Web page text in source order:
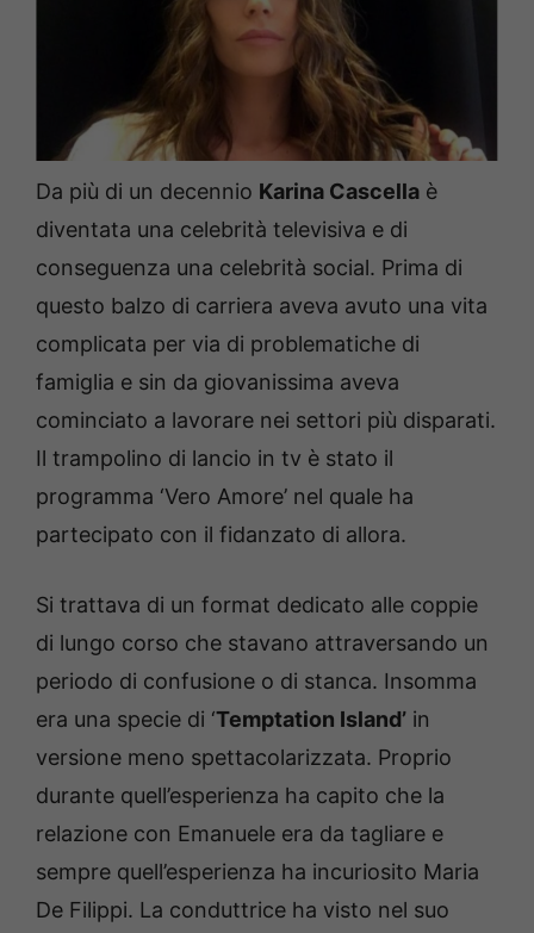
Da più di un decennio Karina Cascella è
diventata una celebrità televisiva e di
conseguenza una celebrità social. Prima di
questo balzo di carriera aveva avuto una vita
complicata per via di problematiche di
famiglia e sin da giovanissima aveva
cominciato a lavorare nei settori più disparati.
Il trampolino di lancio in tv è stato il
programma ‘Vero Amore’ nel quale ha
partecipato con il fidanzato di allora.
Si trattava di un format dedicato alle coppie
di lungo corso che stavano attraversando un
periodo di confusione o di stanca. Insomma
era una specie di ‘Temptation Island’ in
versione meno spettacolarizzata. Proprio
durante quell’esperienza ha capito che la
relazione con Emanuele era da tagliare e
sempre quell’esperienza ha incuriosito Maria
De Filippi. La conduttrice ha visto nel suo